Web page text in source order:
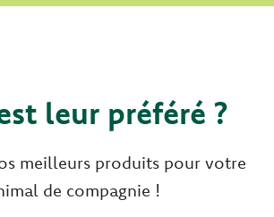
leur préféré ?
meilleurs produits pour votre
de compagnie !